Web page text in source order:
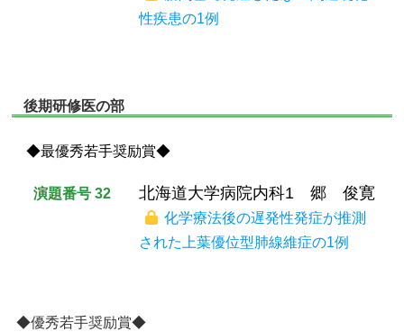
性疾患の1例
後期研修医の部
◆最優秀若手奨励賞◆
演題番号 32 北海道大学病院内科1 郷 俊寛
化学療法後の遅発性発症が推測
された上葉優位型肺線維症の1例
◆優秀若手奨励賞◆